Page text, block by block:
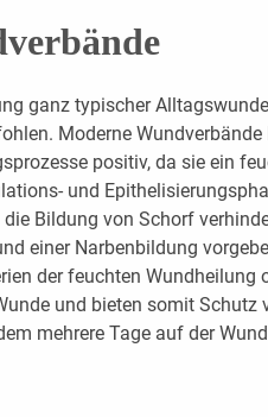
ganz typischer
Moderne
positiv, da sie ein
und
Bildung von Schorf
einer Narbenbildung
der feuchten Wundheilung
und bieten somit Schutz
mehrere Tage auf der